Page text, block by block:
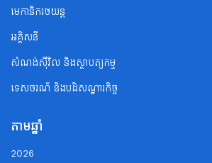
មេកានិករថយន្ត
អគ្គិសនី
សំណង់ស៊ីវិល និងស្ថាបត្យកម្ម
ទេសចរណ័ និងបដិសណ្ឋារកិច្ច
តាមឆ្នាំ
2026